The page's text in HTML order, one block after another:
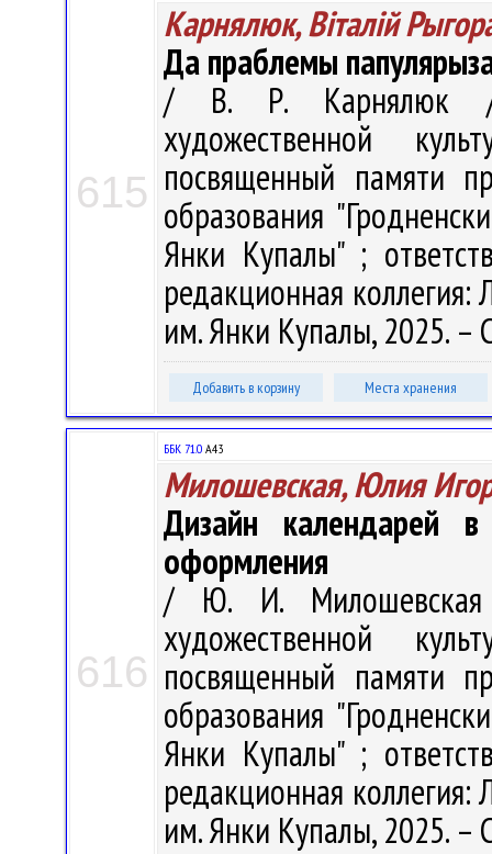
615
Карнялюк, Віталій
Да праблемы
/ В. Р. Карнялюк //
художественной
посвященный памяти
образования
Янки Купалы" ;
редакционная коллегия:
им. Янки Купалы, 2025. –
Добавить в корзину Места хранения
616
ББК 71.0 А43
Милошевская, Юлия
Дизайн календарей в
оформления
/ Ю. И. Милошевская
художественной
посвященный памяти
образования
Янки Купалы" ;
редакционная коллегия:
им. Янки Купалы, 2025. –